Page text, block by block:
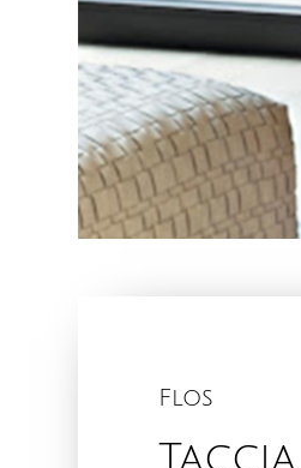
Flos